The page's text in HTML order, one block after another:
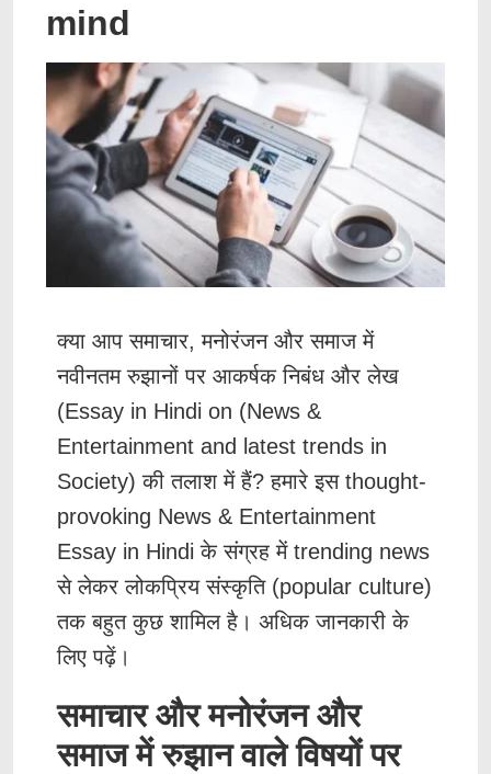
mind
क्या आप समाचार, मनोरंजन और समाज में
नवीनतम रुझानों पर आकर्षक निबंध और लेख
(Essay in Hindi on (News &
Entertainment and latest trends in
Society) की तलाश में हैं? हमारे इस thought-
provoking News & Entertainment
Essay in Hindi के संग्रह में trending news
से लेकर लोकप्रिय संस्कृति (popular culture)
तक बहुत कुछ शामिल है। अधिक जानकारी के
लिए पढ़ें।
समाचार और मनोरंजन और
समाज में रुझान वाले विषयों पर